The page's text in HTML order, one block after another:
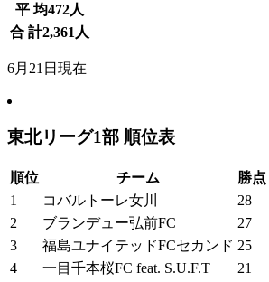
平 均472人
合 計2,361 人
6月21日現在
東北リーグ1部 順位表
順位 チーム 勝点
1
コバルトーレ女川 28
2
ブランデュー弘前FC 27
3
福島ユナイテッドFCセカンド 25
4
一目千本桜FC feat. S.U.F.T 21